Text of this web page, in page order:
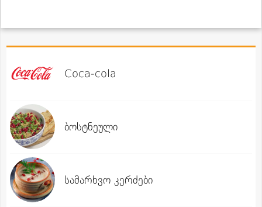
Coca-cola
ბოსტნეული
სამარხვო კერძები